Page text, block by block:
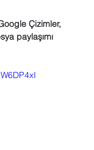
Çizimler,
paylaşımı